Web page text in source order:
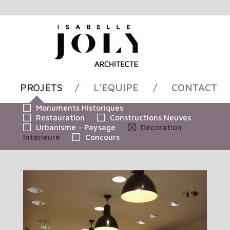
PROJETS / L'EQUIPE / CONTACT
Monuments Historiques
Restauration
Constructions Neuves
Urbanisme – Paysage
Décoration
Intérieure
Concours